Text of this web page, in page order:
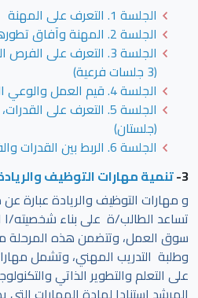
الجلسة 1. التعرف على المهنة
الجلسة 2. المهنة وآفاق تطورها.
الجلسة 3. التعرف على
(3 جلسات فرعية)
الجلسة 4. قيم العمل والوعي المهني لدى الطالب.
الجلسة 5. التعرف على
(جلستان)
الجلسة 6. الربط بين القدرات والفرص.
3- تنمية مهارات التوظيف
و مهارات التوظيف والريادة عبارة
تساعد الطالب/ة على بناء شخصيته/
سوق العمل، وتتضمن هذه المرحلة
وطلبة التدريب المهني، وتشمل
على التعلم والتطوير الذاتي